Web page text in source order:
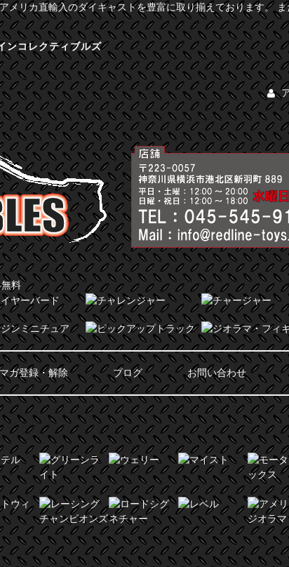
リカ直輸入のダイキャストを豊富に取り揃えております。
コレクティブルズ
ガ登録・解除 ブログ お問い合わせ